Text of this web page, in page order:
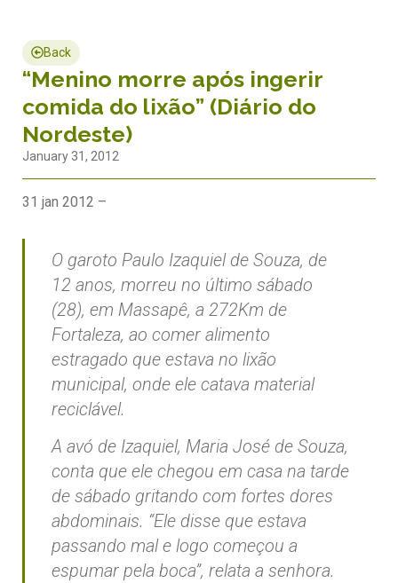
Back
“Menino morre após ingerir
comida do lixão” (Diário do
Nordeste)
January 31, 2012
31 jan 2012 –
O garoto Paulo Izaquiel de Souza, de
12 anos, morreu no último sábado
(28), em Massapê, a 272Km de
Fortaleza, ao comer alimento
estragado que estava no lixão
municipal, onde ele catava material
reciclável.
A avó de Izaquiel, Maria José de Souza,
conta que ele chegou em casa na tarde
de sábado gritando com fortes dores
abdominais. “Ele disse que estava
passando mal e logo começou a
espumar pela boca”, relata a senhora.